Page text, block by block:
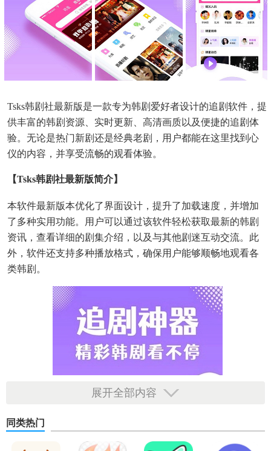
Tsks韩剧社最新版是一款专为韩剧爱好者设计的追剧软件，提
供丰富的韩剧资源、实时更新、高清画质以及便捷的追剧体
验。无论是热门新剧还是经典老剧，用户都能在这里找到心
仪的内容，并享受流畅的观看体验。
【tsks韩剧社最新版简介】
本软件最新版本优化了界面设计，提升了加载速度，并增加
了多种实用功能。用户可以通过该软件轻松获取最新的韩剧
资讯，查看详细的剧集介绍，以及与其他剧迷互动交流。此
外，软件还支持多种播放格式，确保用户能够顺畅地观看各
类韩剧。
展开全部内容
同类热门